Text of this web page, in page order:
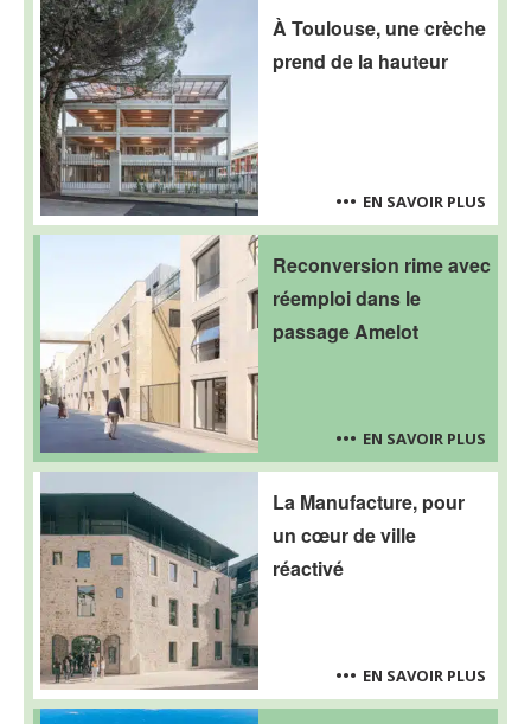
À Toulouse, une crèche
prend de la hauteur
EN SAVOIR PLUS
Reconversion rime avec
réemploi dans le
passage Amelot
EN SAVOIR PLUS
La Manufacture, pour
un cœur de ville
réactivé
EN SAVOIR PLUS